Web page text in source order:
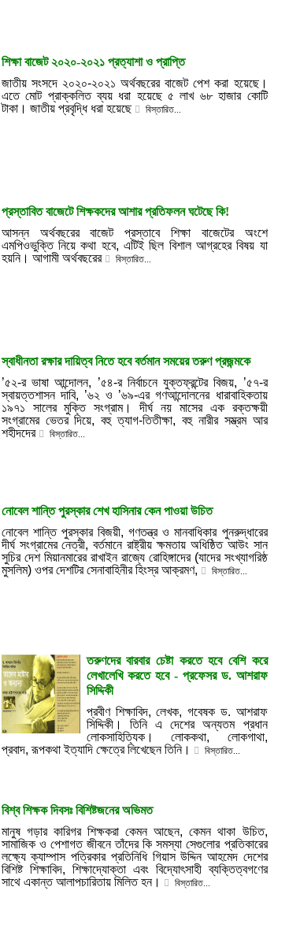
শিক্ষা বাজেট ২০২০-২০২১ প্রত্যাশা ও প্রাপ্তি
জাতীয় সংসদে ২০২০-২০২১ অর্থবছরের বাজেট পেশ করা হয়েছে।
এতে মোট প্রাক্কলিত ব্যয় ধরা হয়েছে ৫ লাখ ৬৮ হাজার কোটি
টাকা। জাতীয় প্রবৃদ্ধি ধরা হয়েছে
বিস্তারিত...
প্রস্তাবিত বাজেটে শিক্ষকদের আশার প্রতিফলন ঘটেছে কি!
আসন্ন অর্থবছরের বাজেট প্রস্তাবে শিক্ষা বাজেটের অংশে
এমপিওভুক্তি নিয়ে কথা হবে, এটিই ছিল বিশাল আগ্রহের বিষয় যা
হয়নি। আগামী অর্থবছরের
বিস্তারিত...
স্বাধীনতা রক্ষার দায়িত্ব নিতে হবে বর্তমান সময়ের তরুণ প্রজন্মকে
’৫২-র ভাষা আন্দোলন, ’৫৪-র নির্বাচনে যুক্তফ্রন্টের বিজয়, ’৫৭-র
স্বায়ত্তশাসন দাবি, ’৬২ ও ’৬৯-এর গণআন্দোলনের ধারাবাহিকতায়
১৯৭১ সালের মুক্তি সংগ্রাম। দীর্ঘ নয় মাসের এক রক্তক্ষয়ী
সংগ্রামের ভেতর দিয়ে, বহু ত্যাগ-তিতীক্ষা, বহু নারীর সম্ভ্রম আর
শহীদদের
বিস্তারিত...
নোবেল শান্তি পুরস্কার শেখ হাসিনার কেন পাওয়া উচিত
নোবেল শান্তি পুরস্কার বিজয়ী, গণতন্ত্র ও মানবাধিকার পুনরুদ্ধারের
দীর্ঘ সংগ্রামের নেত্রী, বর্তমানে রাষ্ট্রীয় ক্ষমতায় অধিষ্ঠিত আউং সান
সুচির দেশ মিয়ানমারের রাখাইন রাজ্যে রোহিঙ্গাদের (যাদের সংখ্যাগরিষ্ঠ
মুসলিম) ওপর দেশটির সেনাবাহিনীর হিংস্র আক্রমণ,
বিস্তারিত...
তরুণদের বারবার চেষ্টা করতে হবে বেশি করে
লেখালেখি করতে হবে - প্রফেসর ড. আশরাফ
সিদ্দিকী
প্রবীণ শিক্ষাবিদ, লেখক, গবেষক ড. আশরাফ
সিদ্দিকী। তিনি এ দেশের অন্যতম প্রধান
লোকসাহিত্যিক। লোককথা, লোকগাথা,
প্রবাদ, রূপকথা ইত্যাদি ক্ষেত্রে লিখেছেন তিনি।
বিস্তারিত...
বিশ্ব শিক্ষক দিবসঃ বিশিষ্টজনের অভিমত
মানুষ গড়ার কারিগর শিক্ষকরা কেমন আছেন, কেমন থাকা উচিত,
সামাজিক ও পেশাগত জীবনে তাঁদের কি সমস্যা সেগুলোর প্রতিকারের
লক্ষ্যে ক্যাম্পাস পত্রিকার প্রতিনিধি গিয়াস উদ্দিন আহমেদ দেশের
বিশিষ্ট শিক্ষাবিদ, শিক্ষাদ্যোক্তা এবং বিদ্যোৎসাহী ব্যক্তিত্বগণের
সাথে একান্ত আলাপচারিতায় মিলিত হন।
বিস্তারিত...